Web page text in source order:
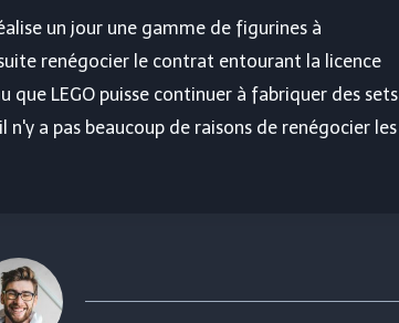
un jour une gamme de figurines à
renégocier le contrat entourant la licence
LEGO puisse continuer à fabriquer des sets
a pas beaucoup de raisons de renégocier les